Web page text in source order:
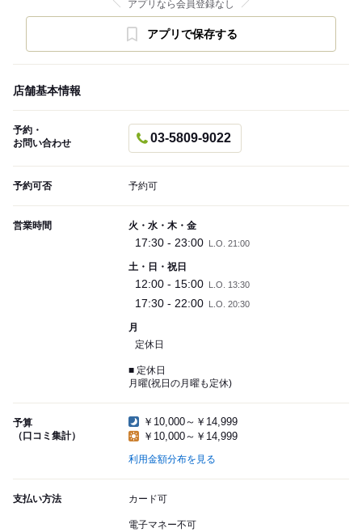
アプリなら会員登録なし
アプリで保存する
店舗基本情報
予約・
お問い合わせ
03-5809-9022
予約可否 予約可
営業時間 火・水・木・金
17:30 - 23:00 L.O. 21:00
土・日・祝日
12:00 - 15:00 L.O. 13:30
17:30 - 22:00 L.O. 20:30
月
定休日
■ 定休日
月曜(祝日の月曜も定休)
予算
（口コミ集計）
￥10,000～￥14,999
￥10,000～￥14,999
利用金額分布を見る
支払い方法 カード可
電子マネー不可